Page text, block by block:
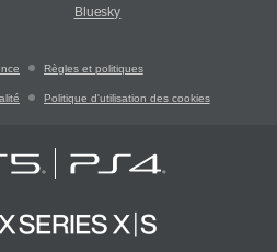
Bluesky
Règles et politiques
Politique d'utilisation des cookies